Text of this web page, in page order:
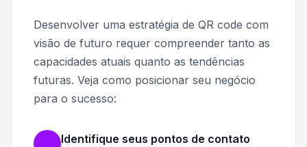
Desenvolver uma estratégia de QR code com
visão de futuro requer compreender tanto as
capacidades atuais quanto as tendências
futuras. Veja como posicionar seu negócio
para o sucesso:
Identifique seus pontos de contato